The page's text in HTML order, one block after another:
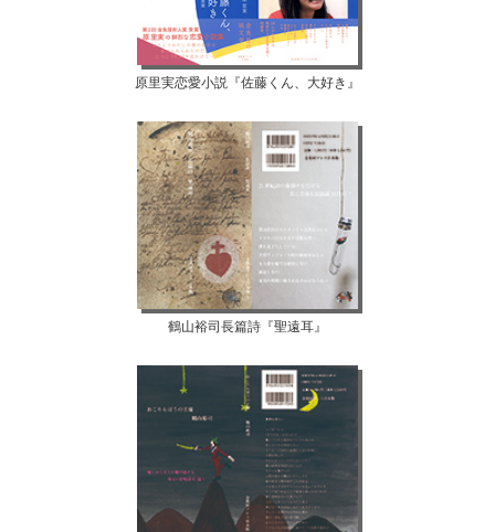
原里実恋愛小説『佐藤くん、大好き』
鶴山裕司長篇詩『聖遠耳』